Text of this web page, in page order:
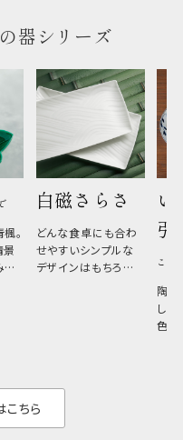
器シリーズ
。
景
ず
白磁さらさ
どんな食卓にも合わ
せやすいシンプルな
デザインはもちろん、
い
こひ
陶器
しい
色の
こちら